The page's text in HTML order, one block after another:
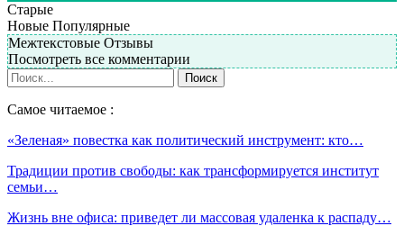
Старые
Новые Популярные
Межтекстовые Отзывы
Посмотреть все комментарии
Самое читаемое :
«Зеленая» повестка как политический инструмент: кто…
Традиции против свободы: как трансформируется институт
семьи…
Жизнь вне офиса: приведет ли массовая удаленка к распаду…